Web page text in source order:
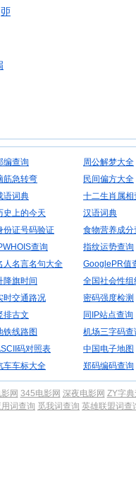
戼
编查询
周公解梦大全
筋急转弯
民间偏方大全
语词典
十二生肖属相
史上的今天
汉语词典
份证号码验证
食物营养成分
查询
指纹运势查询
人名言名句大全
GooglePR值
降旗时间
全国社会性组
时交通路况
密码强度检测
排古文
同IP站点查询
铁线路图
机场三字码查
码对照表
中国电子地图
车车标大全 郑码编码查询
网 345电影网 深夜电影网 ZY字
词查询 觅我词查询 英雄联盟词查